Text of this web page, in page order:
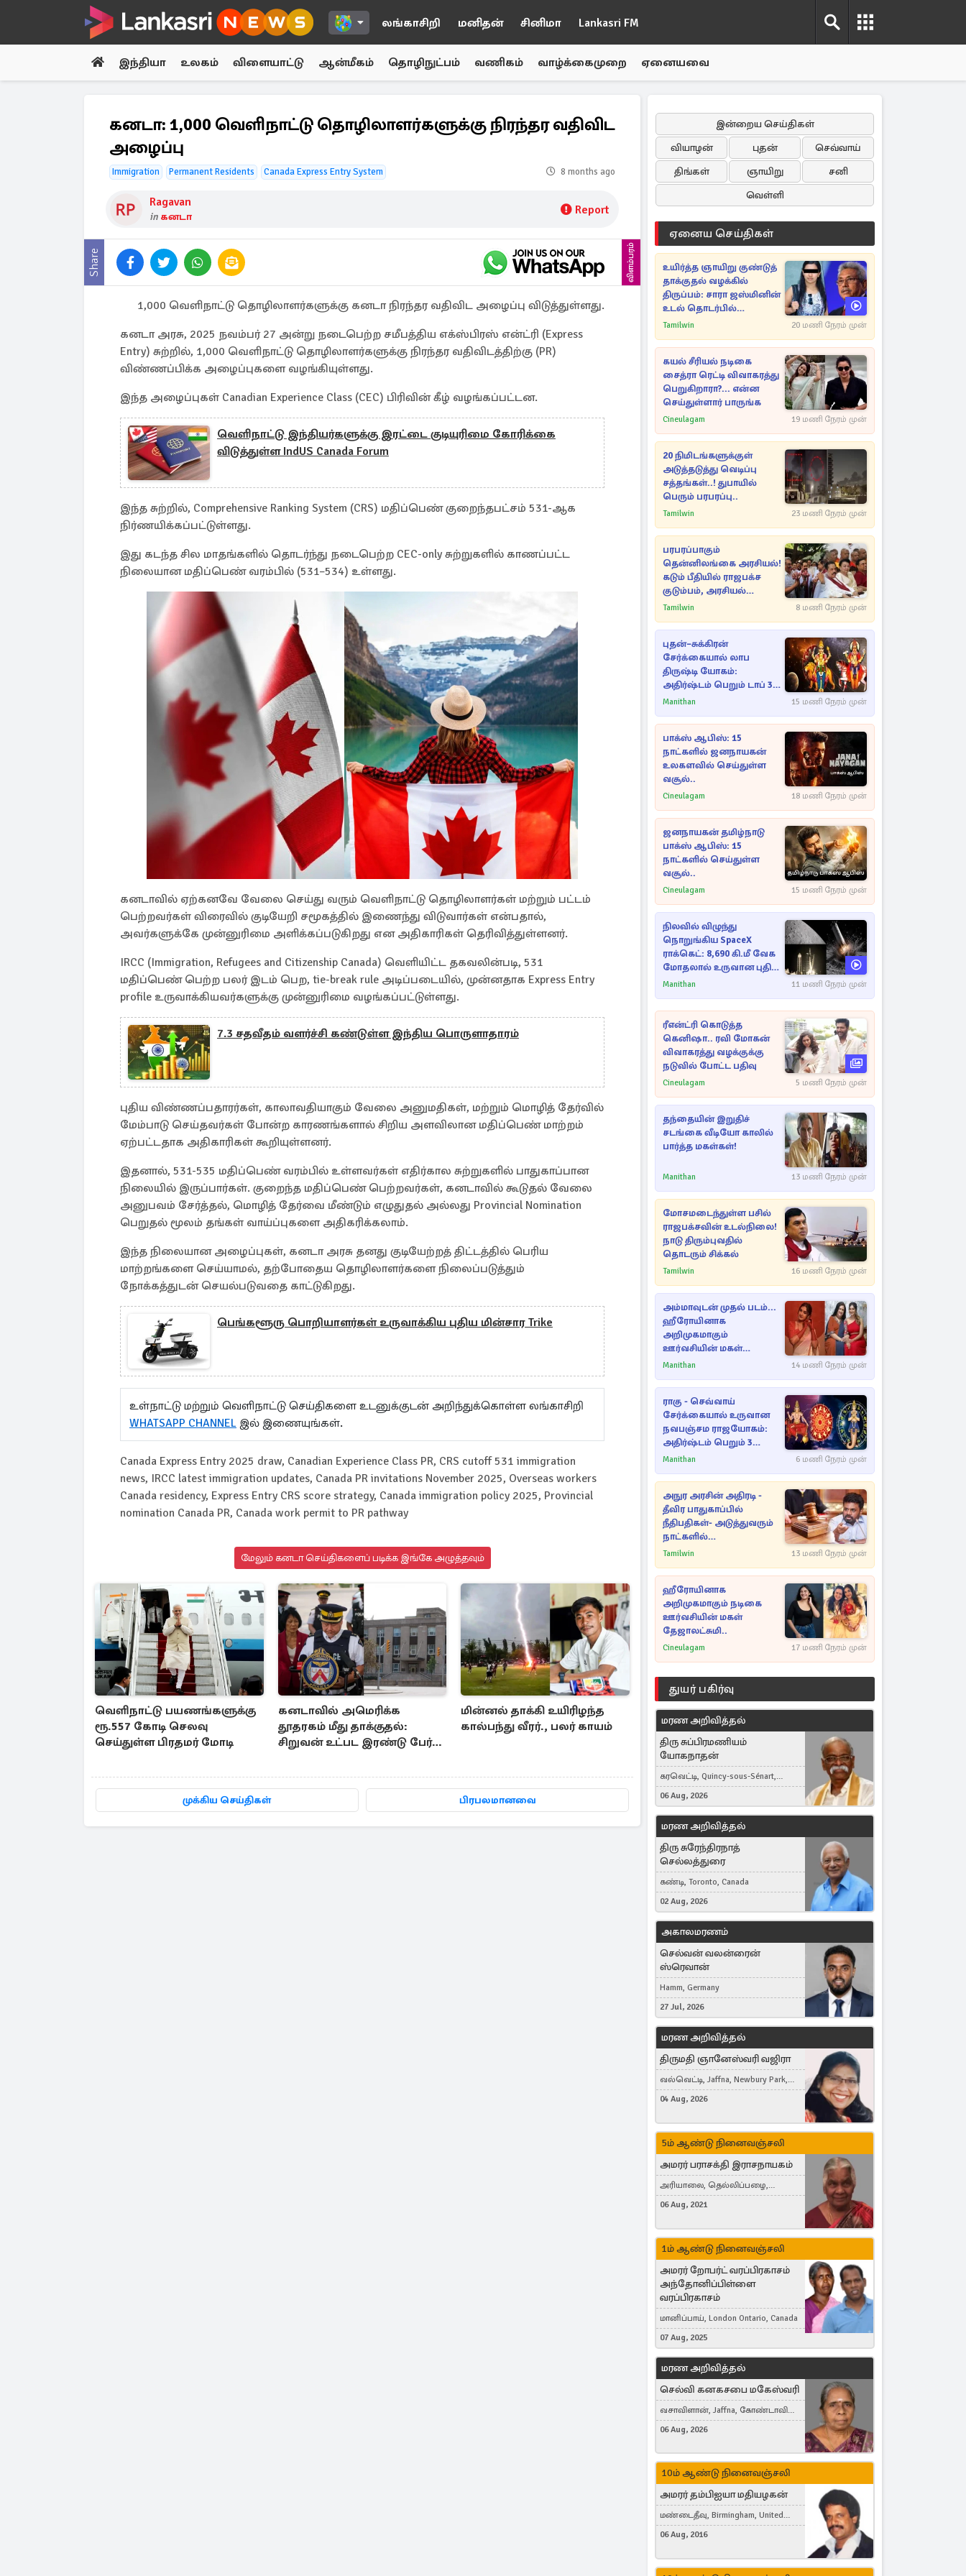
லங்காசிறி மனிதன் சினிமா Lankasri FM
இந்தியா உலகம் விளையாட்டு ஆன்மீகம் தொழிநுட்பம் வணிகம் வாழ்க்கைமுறை ஏனையவை
கனடா: 1,000 வெளிநாட்டு தொழிலாளர்களுக்கு நிரந்தர வதிவிட
அழைப்பு
Immigration Permanent Residents Canada Express Entry System 8 months ago
Ragavan
in கனடா Report
Share விளம்பரம்
1,000 வெளிநாட்டு தொழிலாளர்களுக்கு கனடா நிரந்தர வதிவிட அழைப்பு விடுத்துள்ளது.
கனடா அரசு, 2025 நவம்பர் 27 அன்று நடைபெற்ற சமீபத்திய எக்ஸ்பிரஸ் என்ட்ரி (Express
Entry) சுற்றில், 1,000 வெளிநாட்டு தொழிலாளர்களுக்கு நிரந்தர வதிவிடத்திற்கு (PR)
விண்ணப்பிக்க அழைப்புகளை வழங்கியுள்ளது.
இந்த அழைப்புகள் Canadian Experience Class (CEC) பிரிவின் கீழ் வழங்கப்பட்டன.
வெளிநாட்டு இந்தியர்களுக்கு இரட்டை குடியுரிமை கோரிக்கை
விடுத்துள்ள IndUS Canada Forum
இந்த சுற்றில், Comprehensive Ranking System (CRS) மதிப்பெண் குறைந்தபட்சம் 531-ஆக
நிர்ணயிக்கப்பட்டுள்ளது.
இது கடந்த சில மாதங்களில் தொடர்ந்து நடைபெற்ற CEC-only சுற்றுகளில் காணப்பட்ட
நிலையான மதிப்பெண் வரம்பில் (531–534) உள்ளது.
கனடாவில் ஏற்கனவே வேலை செய்து வரும் வெளிநாட்டு தொழிலாளர்கள் மற்றும் பட்டம்
பெற்றவர்கள் விரைவில் குடியேறி சமூகத்தில் இணைந்து விடுவார்கள் என்பதால்,
அவர்களுக்கே முன்னுரிமை அளிக்கப்படுகிறது என அதிகாரிகள் தெரிவித்துள்ளனர்.
IRCC (Immigration, Refugees and Citizenship Canada) வெளியிட்ட தகவலின்படி, 531
மதிப்பெண் பெற்ற பலர் இடம் பெற, tie-break rule அடிப்படையில், முன்னதாக Express Entry
profile உருவாக்கியவர்களுக்கு முன்னுரிமை வழங்கப்பட்டுள்ளது.
7.3 சதவீதம் வளர்ச்சி கண்டுள்ள இந்திய பொருளாதாரம்
புதிய விண்ணப்பதாரர்கள், காலாவதியாகும் வேலை அனுமதிகள், மற்றும் மொழித் தேர்வில்
மேம்பாடு செய்தவர்கள் போன்ற காரணங்களால் சிறிய அளவிலான மதிப்பெண் மாற்றம்
ஏற்பட்டதாக அதிகாரிகள் கூறியுள்ளனர்.
இதனால், 531-535 மதிப்பெண் வரம்பில் உள்ளவர்கள் எதிர்கால சுற்றுகளில் பாதுகாப்பான
நிலையில் இருப்பார்கள். குறைந்த மதிப்பெண் பெற்றவர்கள், கனடாவில் கூடுதல் வேலை
அனுபவம் சேர்த்தல், மொழித் தேர்வை மீண்டும் எழுதுதல் அல்லது Provincial Nomination
பெறுதல் மூலம் தங்கள் வாய்ப்புகளை அதிகரிக்கலாம்.
இந்த நிலையான அழைப்புகள், கனடா அரசு தனது குடியேற்றத் திட்டத்தில் பெரிய
மாற்றங்களை செய்யாமல், தற்போதைய தொழிலாளர்களை நிலைப்படுத்தும்
நோக்கத்துடன் செயல்படுவதை காட்டுகிறது.
பெங்களூரு பொறியாளர்கள் உருவாக்கிய புதிய மின்சார Trike
உள்நாட்டு மற்றும் வெளிநாட்டு செய்திகளை உடனுக்குடன் அறிந்துக்கொள்ள லங்காசிறி
WHATSAPP CHANNEL இல் இணையுங்கள்.
Canada Express Entry 2025 draw, Canadian Experience Class PR, CRS cutoff 531 immigration
news, IRCC latest immigration updates, Canada PR invitations November 2025, Overseas workers
Canada residency, Express Entry CRS score strategy, Canada immigration policy 2025, Provincial
nomination Canada PR, Canada work permit to PR pathway
மேலும் கனடா செய்திகளைப் படிக்க இங்கே அழுத்தவும்
வெளிநாட்டு பயணங்களுக்கு
ரூ.557 கோடி செலவு
செய்துள்ள பிரதமர் மோடி
கனடாவில் அமெரிக்க
தூதரகம் மீது தாக்குதல்:
சிறுவன் உட்பட இரண்டு பேர்
மின்னல் தாக்கி உயிரிழந்த
கால்பந்து வீரர்., பலர் காயம்
முக்கிய செய்திகள் பிரபலமானவை
இன்றைய செய்திகள்
வியாழன்
புதன்
செவ்வாய்
திங்கள்
ஞாயிறு
சனி
வெள்ளி
ஏனைய செய்திகள்
உயிர்த்த ஞாயிறு குண்டுத்
தாக்குதல் வழக்கில்
திருப்பம்: சாரா ஜஸ்மினின்
உடல் தொடர்பில்
நீதிமன்றத்தில் வெளியான
Tamilwin 20 மணி நேரம் முன்
கயல் சீரியல் நடிகை
சைத்ரா ரெட்டி விவாகரத்து
பெறுகிறாரா?... என்ன
செய்துள்ளார் பாருங்க
Cineulagam 19 மணி நேரம் முன்
20 நிமிடங்களுக்குள்
அடுத்தடுத்து வெடிப்பு
சத்தங்கள்..! துபாயில்
பெரும் பரபரப்பு..
Tamilwin 23 மணி நேரம் முன்
பரபரப்பாகும்
தென்னிலங்கை அரசியல்!
கடும் பீதியில் ராஜபக்ச
குடும்பம், அரசியல்
நட்புகள்
Tamilwin 8 மணி நேரம் முன்
புதன்–சுக்கிரன்
சேர்க்கையால் லாப
திருஷ்டி யோகம்:
அதிர்ஷ்டம் பெறும் டாப் 3
ராசிகள்!
Manithan 15 மணி நேரம் முன்
பாக்ஸ் ஆபிஸ்: 15
நாட்களில் ஜனநாயகன்
உலகளவில் செய்துள்ள
வசூல்..
Cineulagam 18 மணி நேரம் முன்
ஜனநாயகன் தமிழ்நாடு
பாக்ஸ் ஆபிஸ்: 15
நாட்களில் செய்துள்ள
வசூல்..
Cineulagam 15 மணி நேரம் முன்
நிலவில் விழுந்து
நொறுங்கிய SpaceX
ராக்கெட்: 8,690 கி.மீ வேக
மோதலால் உருவான புதிய
பள்ளம்!
Manithan 11 மணி நேரம் முன்
ரீஎன்ட்ரி கொடுத்த
கெனிஷா.. ரவி மோகன்
விவாகரத்து வழக்குக்கு
நடுவில் போட்ட பதிவு
Cineulagam 5 மணி நேரம் முன்
தந்தையின் இறுதிச்
சடங்கை வீடியோ காலில்
பார்த்த மகள்கள்!
Manithan 13 மணி நேரம் முன்
மோசமடைந்துள்ள பசில்
ராஜபக்சவின் உடல்நிலை!
நாடு திரும்புவதில்
தொடரும் சிக்கல்
Tamilwin 16 மணி நேரம் முன்
அம்மாவுடன் முதல் படம்...
ஹீரோயினாக
அறிமுகமாகும்
ஊர்வசியின் மகள்
தேஜலட்சுமி!
Manithan 14 மணி நேரம் முன்
ராகு - செவ்வாய்
சேர்க்கையால் உருவான
நவபஞ்சம ராஜயோகம்:
அதிர்ஷ்டம் பெறும் 3
ராசிகள்!
Manithan 6 மணி நேரம் முன்
அநுர அரசின் அதிரடி -
தீவிர பாதுகாப்பில்
நீதிபதிகள்- அடுத்துவரும்
நாட்களில்
அம்பலமாகவுள்ள ரகசியம்
Tamilwin 13 மணி நேரம் முன்
ஹீரோயினாக
அறிமுகமாகும் நடிகை
ஊர்வசியின் மகள்
தேஜாலட்சுமி..
Cineulagam 17 மணி நேரம் முன்
துயர் பகிர்வு
மரண அறிவித்தல்
திரு சுப்பிரமணியம்
யோகநாதன்
கரவெட்டி, Quincy-sous-Sénart,
France
06 Aug, 2026
மரண அறிவித்தல்
திரு சுரேந்திரநாத்
செல்லத்துரை
கண்டி, Toronto, Canada
02 Aug, 2026
அகாலமரணம்
செல்வன் வலன்ரைன்
ஸ்ரெவான்
Hamm, Germany
27 Jul, 2026
மரண அறிவித்தல்
திருமதி ஞானேஸ்வரி வஜிரா
வல்வெட்டி, Jaffna, Newbury Park,
United Kingdom
04 Aug, 2026
5ம் ஆண்டு நினைவஞ்சலி
அமரர் பராசக்தி இராசநாயகம்
அரியாலை, தெல்லிப்பழை,
Montreal, Canada
06 Aug, 2021
1ம் ஆண்டு நினைவஞ்சலி
அமரர் றோபர்ட் வரப்பிரகாசம்
அந்தோனிப்பிள்ளை
வரப்பிரகாசம்
மானிப்பாய், London Ontario, Canada
07 Aug, 2025
மரண அறிவித்தல்
செல்வி கனகசபை மகேஸ்வரி
வசாவிளான், Jaffna, கோண்டாவில்
கிழக்கு
06 Aug, 2026
10ம் ஆண்டு நினைவஞ்சலி
அமரர் தம்பிஐயா மதியழகன்
மண்டைதீவு, Birmingham, United
Kingdom
06 Aug, 2016